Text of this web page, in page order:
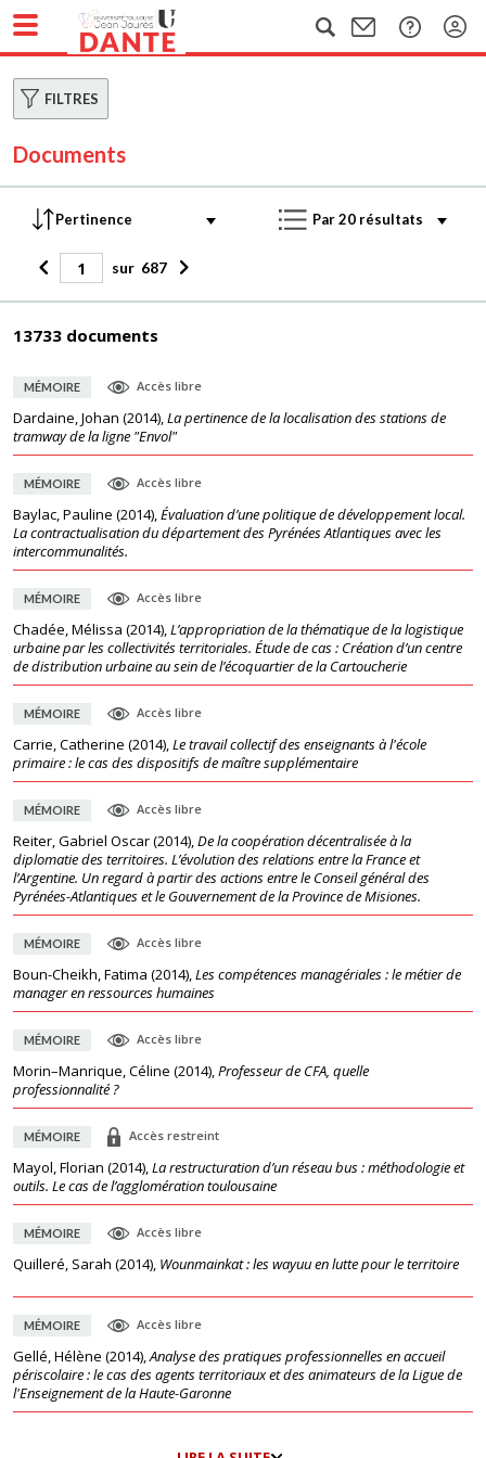
FILTRES
Documents
sur 687
13733 documents
MÉMOIRE Accès libre
Dardaine, Johan (2014),La pertinence de la localisation des stations de
tramway de la ligne "Envol"
MÉMOIRE Accès libre
Baylac, Pauline (2014),Évaluation d’une politique de développement local.
La contractualisation du département des Pyrénées Atlantiques avec les
intercommunalités.
MÉMOIRE Accès libre
Chadée, Mélissa (2014),L’appropriation de la thématique de la logistique
urbaine par les collectivités territoriales. Étude de cas : Création d’un centre
de distribution urbaine au sein de l’écoquartier de la Cartoucherie
MÉMOIRE Accès libre
Carrie, Catherine (2014),Le travail collectif des enseignants à l'école
primaire : le cas des dispositifs de maître supplémentaire
MÉMOIRE Accès libre
Reiter, Gabriel Oscar(2014),De la coopération décentralisée à la
diplomatie des territoires. L’évolution des relations entre la France et
l’Argentine. Un regard à partir des actions entre le Conseil général des
Pyrénées-Atlantiques et le Gouvernement de la Province de Misiones.
MÉMOIRE Accès libre
Boun-Cheikh, Fatima (2014),Les compétences managériales : le métier de
manager en ressources humaines
MÉMOIRE Accès libre
Morin–Manrique, Céline (2014),Professeur de CFA, quelle
professionnalité ?
MÉMOIRE Accès restreint
Mayol, Florian (2014),La restructuration d’un réseau bus : méthodologie et
outils. Le cas de l’agglomération toulousaine
MÉMOIRE Accès libre
Quilleré, Sarah (2014), Wounmainkat : les wayuu en lutte pour le territoire
MÉMOIRE Accès libre
Gellé, Hélène (2014),Analyse des pratiques professionnelles en accueil
périscolaire : le cas des agents territoriaux et des animateurs de la Ligue de
l'Enseignement de la Haute-Garonne